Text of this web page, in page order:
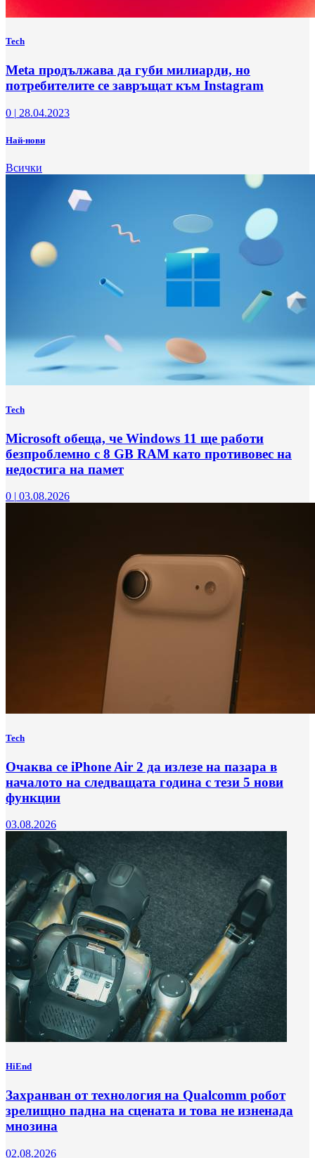
Tech
Meta продължава да губи милиарди, но
потребителите се завръщат към Instagram
0 | 28.04.2023
Най-нови
Всички
Tech
Microsoft обеща, че Windows 11 ще работи
безпроблемно с 8 GB RAM като противовес на
недостига на памет
0 | 03.08.2026
Tech
Очаква се iPhone Air 2 да излезе на пазара в
началото на следващата година с тези 5 нови
функции
03.08.2026
HiEnd
Захранван от технология на Qualcomm робот
зрелищно падна на сцената и това не изненада
мнозина
02.08.2026